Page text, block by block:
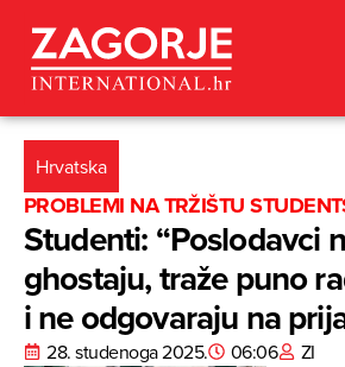
Hrvatska
PROBLEMI NA TRŽIŠTU
Studenti: “Poslodavci
ghostaju, traže puno
i ne odgovaraju na
28. studenoga 2025. 06:06 ZI